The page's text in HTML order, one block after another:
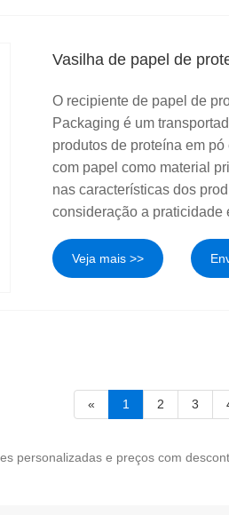
Vasilha de papel de
O recipiente de papel de
Packaging é um
produtos de proteína em
com papel como material
nas características dos
consideração a praticidade
Veja mais >>
« 1 2 3
personalizadas e preços com